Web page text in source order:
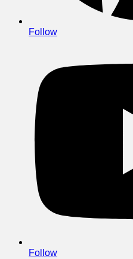
Follow
Follow